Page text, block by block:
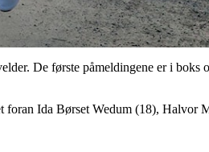
De første påmeldingene er i boks
Ida Børset Wedum (18), Halvor